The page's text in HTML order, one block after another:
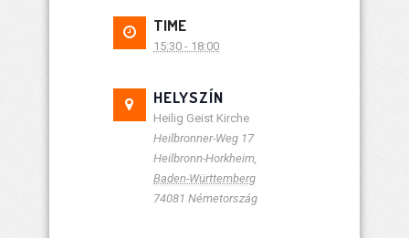
TIME
15:30 - 18:00
HELYSZÍN
Heilig Geist Kirche
Heilbronner-Weg 17
Heilbronn-Horkheim
Baden-Württemberg
74081 Németország